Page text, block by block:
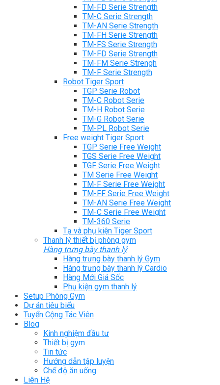
TM-FD Serie Strength
TM-C Serie Strength
TM-AN Serie Strength
TM-FH Serie Strength
TM-FS Serie Strength
TM-FD Serie Strength
TM-FM Serie Strengh
TM-F Serie Strength
Robot Tiger Sport
TGP Serie Robot
TM-C Robot Serie
TM-H Robot Serie
TM-G Robot Serie
TM-PL Robot Serie
Free weight Tiger Sport
TGP Serie Free Weight
TGS Serie Free Weight
TGF Serie Free Weight
TM Serie Free Weight
TM-F Serie Free Weight
TM-FF Serie Free Weight
TM-AN Serie Free Weight
TM-C Serie Free Weight
TM-360 Serie
Tạ và phụ kiện Tiger Sport
Thanh lý thiết bị phòng gym
Hàng trưng bày thanh lý
Hàng trưng bày thanh lý Gym
Hàng trưng bày thanh lý Cardio
Hàng Mới Giá Sốc
Phụ kiện gym thanh lý
Setup Phòng Gym
Dự án tiêu biểu
Tuyển Cộng Tác Viên
Blog
Kinh nghiệm đầu tư
Thiết bị gym
Tin tức
Hướng dẫn tập luyện
Chế độ ăn uống
Liên Hệ